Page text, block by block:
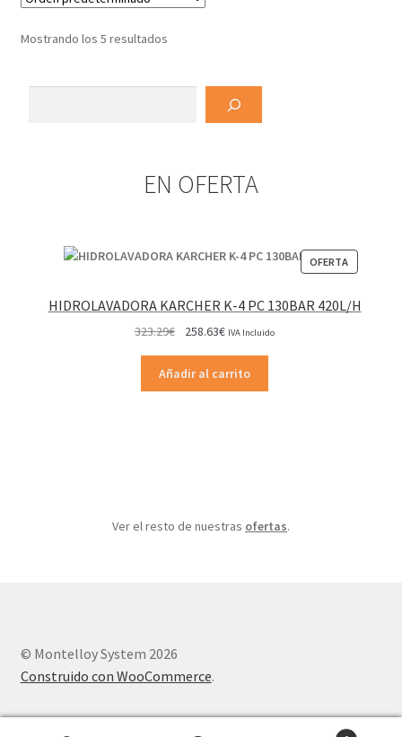
Mostrando los 5 resultados
EN OFERTA
OFERTA
EN
HIDROLAVADORA KARCHER K-4 PC 130BAR 420L/H
323.29€
original
era:
258.63€El
actual
es:
IVA Incluido
Añadir al carrito
Ver el resto de nuestras ofertas.
© Montelloy System 2026
Construido con WooCommerce.